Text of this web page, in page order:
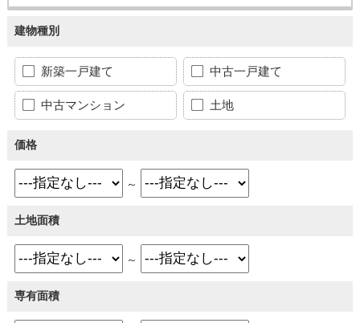
建物種別
新築一戸建て 中古一戸建て
中古マンション 土地
価格
～
土地面積
～
専有面積